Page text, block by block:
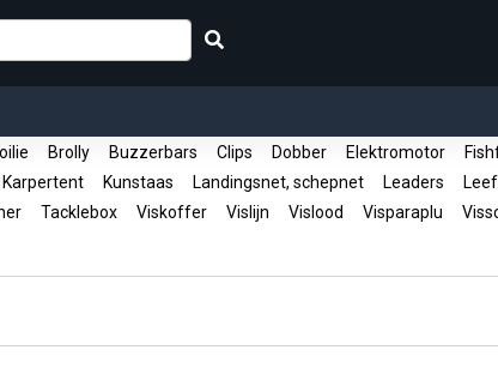
Brolly Buzzerbars Clips Dobber Elektromotor
Karpertent Kunstaas Landingsnet, schepnet Leaders
Tacklebox Viskoffer Vislijn Vislood Visparaplu